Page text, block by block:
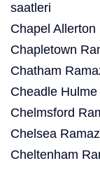
saatleri
Chapel Allerton
Chapletown
Chatham
Cheadle
Chelmsford
Chelsea
Cheltenham